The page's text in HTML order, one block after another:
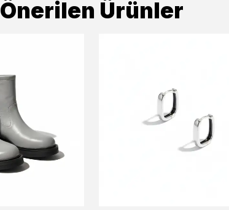
Önerilen Ürünler